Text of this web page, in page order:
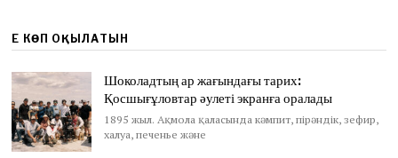
ЕҢ КӨП ОҚЫЛАТЫН
Шоколадтың ар жағындағы тарих:
Қосшығұловтар әулеті экранға оралады
1895 жыл. Ақмола қаласында кәмпит, пірәндік, зефир,
халуа, печенье және